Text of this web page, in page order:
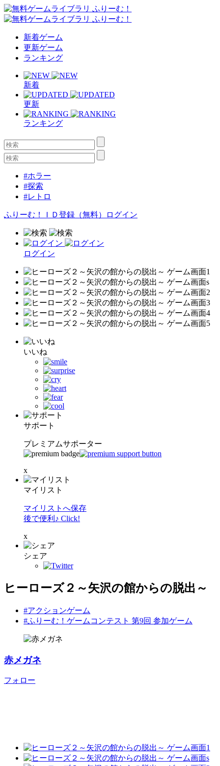
新着ゲーム
更新ゲーム
ランキング
新着
更新
ランキング
#ホラー
#探索
#レトロ
ふりーむ！ＩＤ登録（無料） ログイン
ログイン
いいね
サポート
プレミアムサポーター
x
マイリスト
マイリストへ保存
後で便利♪ Click!
x
シェア
ヒーローズ２～矢沢の館からの脱出～
#アクションゲーム
#ふりーむ！ゲームコンテスト 第9回 参加ゲーム
赤メガネ
フォロー